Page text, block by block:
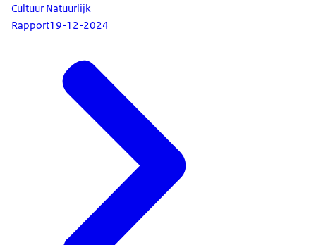
Cultuur Natuurlijk
Rapport19-12-2024